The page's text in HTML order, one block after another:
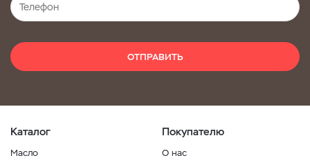
ОТПРАВИТЬ
Каталог
Масло
Покупателю
О нас